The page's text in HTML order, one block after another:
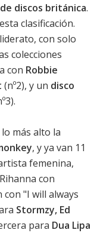
discos británica.
clasificación.
con solo
colecciones
con Robbie
(nº2), y un disco
más alto la
, y ya van 11
femenina,
con
"I will always
Stormzy, Ed
para Dua Lipa